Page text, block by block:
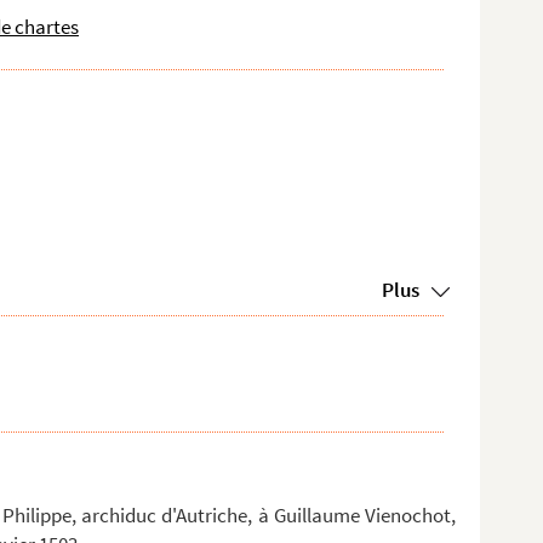
chartes
Plus
archiduc d'Autriche, à Guillaume Vienochot,